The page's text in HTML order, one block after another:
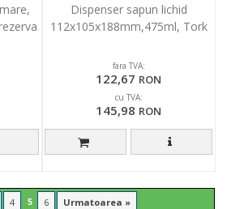
Dispenser sapun lichid
112x105x188mm,475ml, Tork
fara TVA:
122,67 RON
cu TVA:
145,98 RON
4 5 6 Urmatoarea »